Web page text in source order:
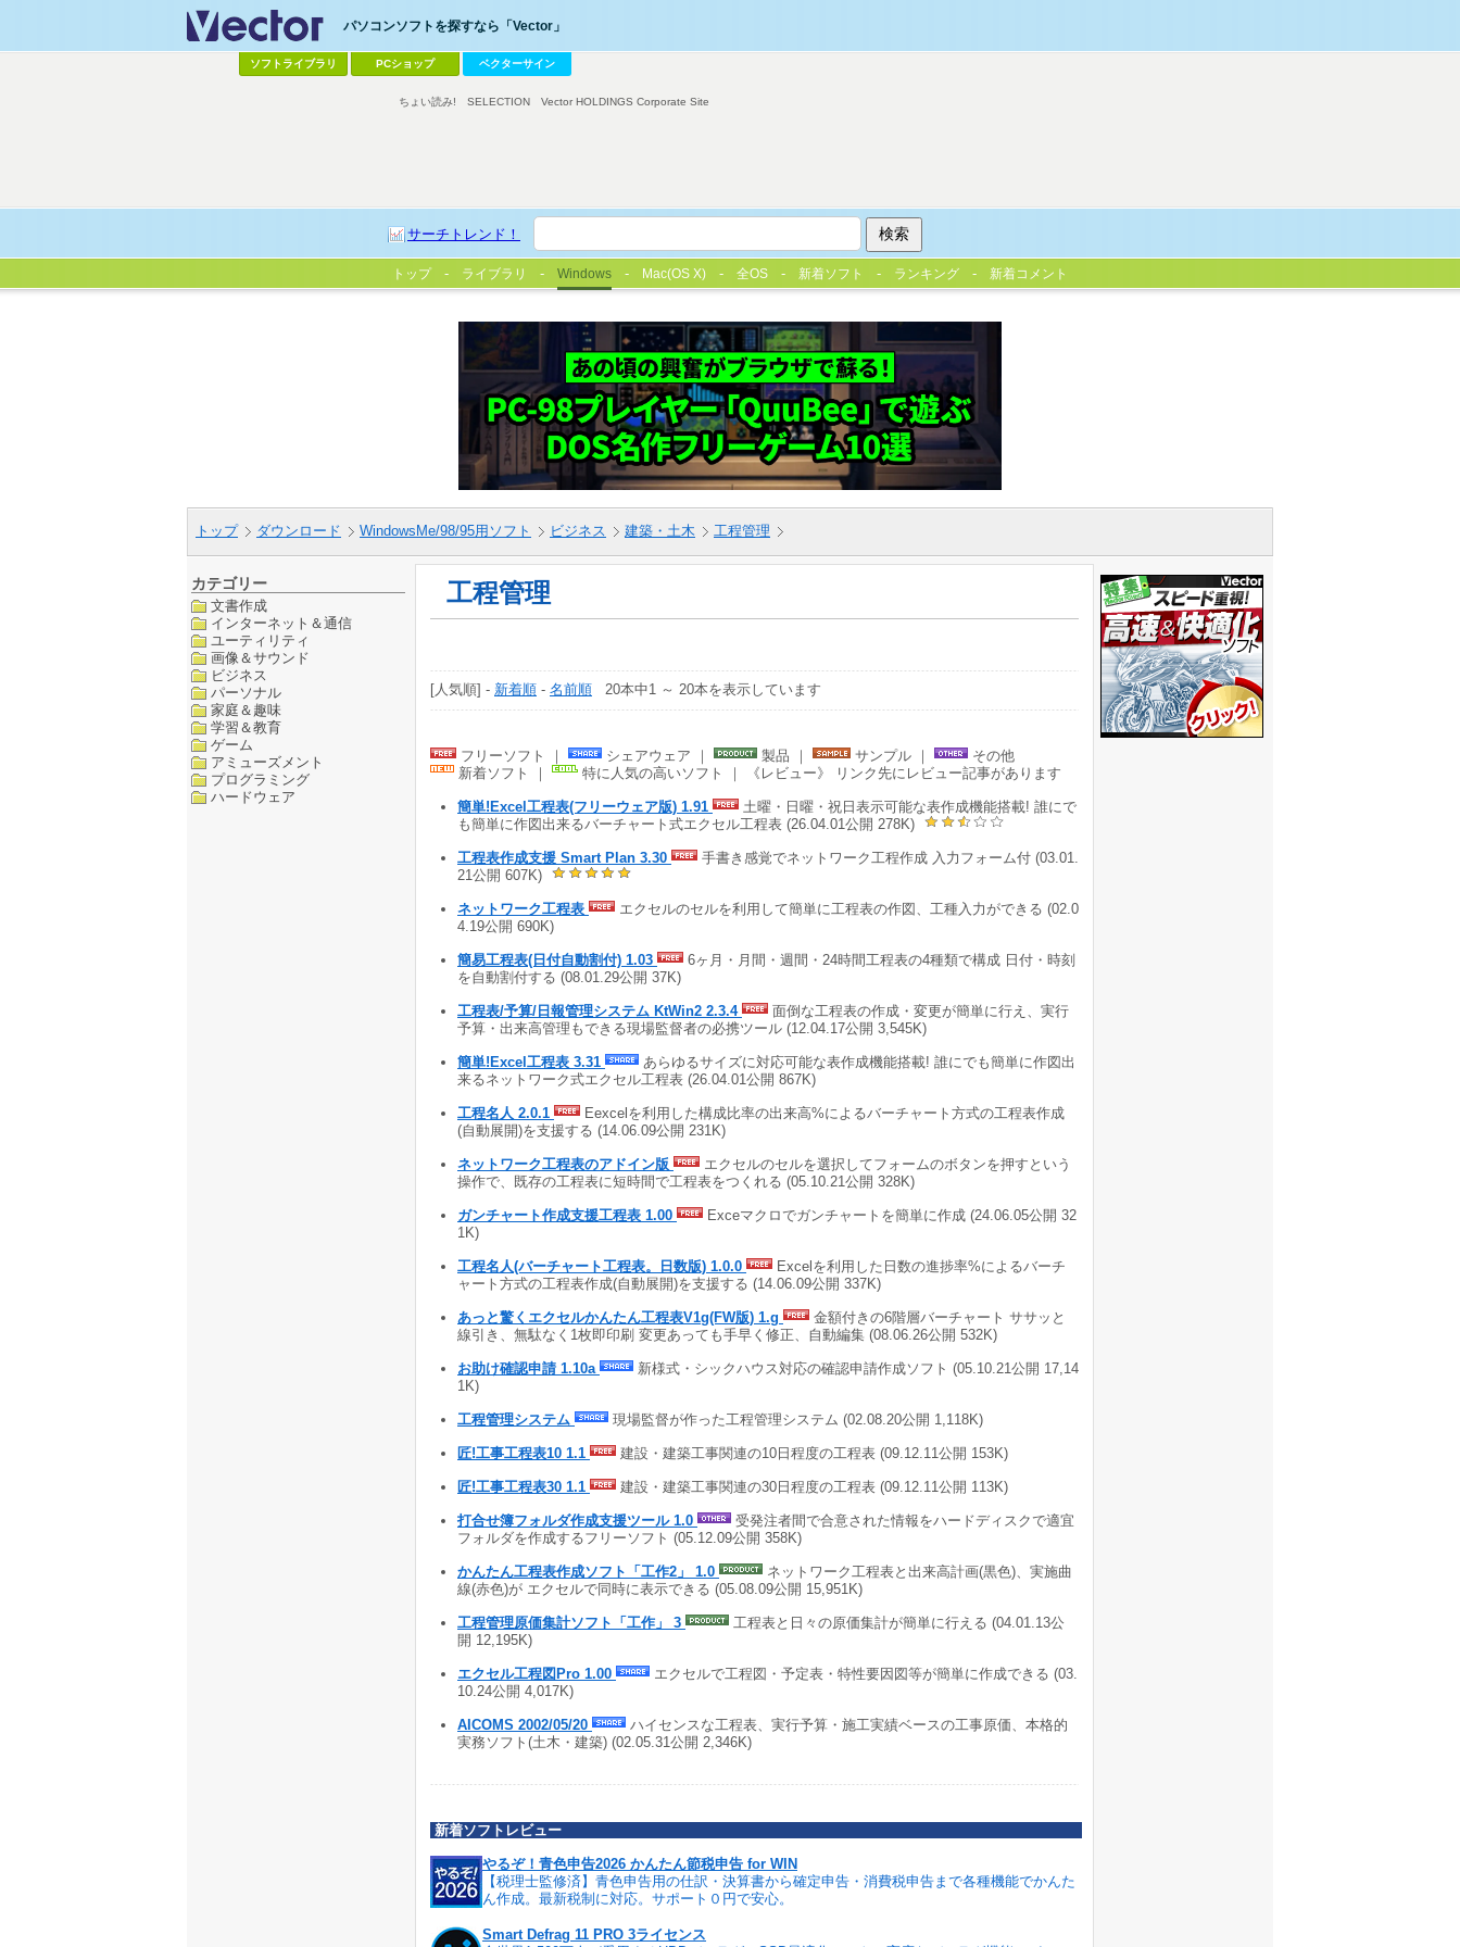
パソコンソフトを探すなら「Vector」
ソフトライブラリ PCショップ ベクターサイン
サーチトレンド！
ちょい読み! SELECTION Vector HOLDINGS Corporate Site
トップ ライブラリ Windows Mac(OS X) 全OS 新着ソフト ランキング 新着コメント
トップ ダウンロード WindowsMe/98/95用ソフト ビジネス 建築・土木 工程管理
カテゴリー
文書作成
インターネット＆通信
ユーティリティ
画像＆サウンド
ビジネス
パーソナル
家庭＆趣味
学習＆教育
ゲーム
アミューズメント
プログラミング
ハードウェア
工程管理
[人気順] - 新着順 - 名前順 20本中1 ～ 20本を表示しています
フリーソフト ｜ シェアウェア ｜ 製品 ｜ サンプル ｜
その他
新着ソフト ｜
特に人気の高いソフト ｜ 《レビュー》 リンク先にレビュー記事があります
簡単!Excel工程表(フリーウェア版) 1.91
土曜・日曜・祝日表示可能な表作成機能搭載! 誰にで
も簡単に作図出来るバーチャート式エクセル工程表 (26.04.01公開 278K)
工程表作成支援 Smart Plan 3.30
手書き感覚でネットワーク工程作成 入力フォーム付 (03.01.
21公開 607K)
ネットワーク工程表
エクセルのセルを利用して簡単に工程表の作図、工種入力ができる (02.0
4.19公開 690K)
簡易工程表(日付自動割付) 1.03
6ヶ月・月間・週間・24時間工程表の4種類で構成 日付・時刻
を自動割付する (08.01.29公開 37K)
工程表/予算/日報管理システム KtWin2 2.3.4
面倒な工程表の作成・変更が簡単に行え、実行
予算・出来高管理もできる現場監督者の必携ツール (12.04.17公開 3,545K)
簡単!Excel工程表 3.31
あらゆるサイズに対応可能な表作成機能搭載! 誰にでも簡単に作図出
来るネットワーク式エクセル工程表 (26.04.01公開 867K)
工程名人 2.0.1
Eexcelを利用した構成比率の出来高%によるバーチャート方式の工程表作成
(自動展開)を支援する (14.06.09公開 231K)
ネットワーク工程表のアドイン版
エクセルのセルを選択してフォームのボタンを押すという
操作で、既存の工程表に短時間で工程表をつくれる (05.10.21公開 328K)
ガンチャート作成支援工程表 1.00
Exceマクロでガンチャートを簡単に作成 (24.06.05公開 32
1K)
工程名人(バーチャート工程表。日数版) 1.0.0
Excelを利用した日数の進捗率%によるバーチ
ャート方式の工程表作成(自動展開)を支援する (14.06.09公開 337K)
あっと驚くエクセルかんたん工程表V1g(FW版) 1.g
金額付きの6階層バーチャート ササッと
線引き、無駄なく1枚即印刷 変更あっても手早く修正、自動編集 (08.06.26公開 532K)
お助け確認申請 1.10a
新様式・シックハウス対応の確認申請作成ソフト (05.10.21公開 17,14
1K)
工程管理システム 現場監督が作った工程管理システム (02.08.20公開 1,118K)
匠!工事工程表10 1.1 建設・建築工事関連の10日程度の工程表 (09.12.11公開 153K)
匠!工事工程表30 1.1 建設・建築工事関連の30日程度の工程表 (09.12.11公開 113K)
打合せ簿フォルダ作成支援ツール 1.0
受発注者間で合意された情報をハードディスクで適宜
フォルダを作成するフリーソフト (05.12.09公開 358K)
かんたん工程表作成ソフト「工作2」 1.0
ネットワーク工程表と出来高計画(黒色)、実施曲
線(赤色)が エクセルで同時に表示できる (05.08.09公開 15,951K)
工程管理原価集計ソフト「工作」 3
工程表と日々の原価集計が簡単に行える (04.01.13公
開 12,195K)
エクセル工程図Pro 1.00
エクセルで工程図・予定表・特性要因図等が簡単に作成できる (03.
10.24公開 4,017K)
AICOMS 2002/05/20
ハイセンスな工程表、実行予算・施工実績ベースの工事原価、本格的
実務ソフト(土木・建築) (02.05.31公開 2,346K)
新着ソフトレビュー
やるぞ！青色申告2026 かんたん節税申告 for WIN
【税理士監修済】青色申告用の仕訳・決算書から確定申告・消費税申告まで各種機能でかんた
ん作成。最新税制に対応。サポート０円で安心。
Smart Defrag 11 PRO 3ライセンス